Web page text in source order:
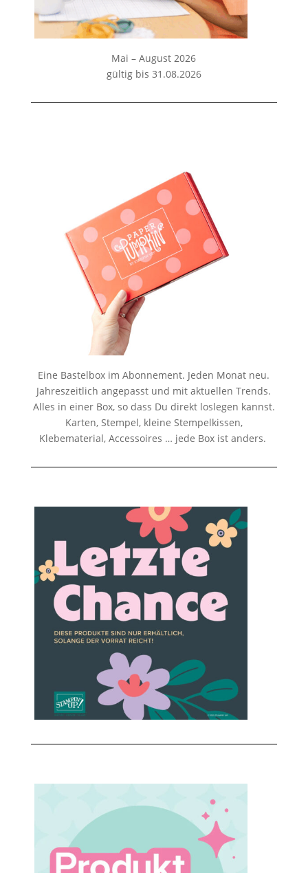
Mai – August 2026
gültig bis 31.08.2026
Eine Bastelbox im Abonnement. Jeden Monat neu.
Jahreszeitlich angepasst und mit aktuellen Trends.
Alles in einer Box, so dass Du direkt loslegen kannst.
Karten, Stempel, kleine Stempelkissen,
Klebematerial, Accessoires … jede Box ist anders.